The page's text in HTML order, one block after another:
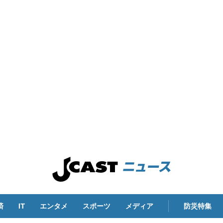
IT エンタメ スポーツ メディア 防災特集